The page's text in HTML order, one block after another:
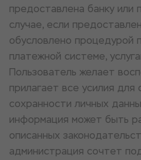
предоставлена банку или
случае, если
обусловлено процедурой
платежной системе,
Пользователь желает
прилагает все усилия для
сохранности личных
информация может быть
описанных
администрация сочтет